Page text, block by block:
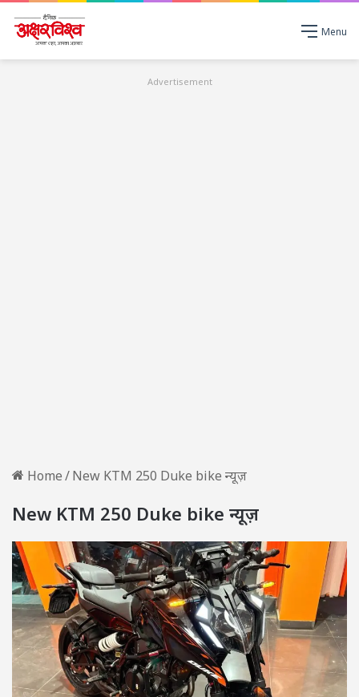
Menu
Advertisement
Home/New KTM 250 Duke bike न्यूज़
New KTM 250 Duke bike न्यूज़